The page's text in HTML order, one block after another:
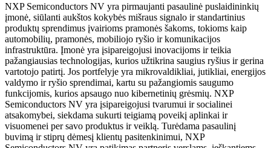
NXP Semiconductors NV yra pirmaujanti pasaulinė puslaidininkių
įmonė, siūlanti aukštos kokybės mišraus signalo ir standartinius
produktų sprendimus įvairioms pramonės šakoms, tokioms kaip
automobilių, pramonės, mobiliojo ryšio ir komunikacijos
infrastruktūra. Įmonė yra įsipareigojusi inovacijoms ir teikia
pažangiausias technologijas, kurios užtikrina saugius ryšius ir gerina
vartotojo patirtį. Jos portfelyje yra mikrovaldikliai, jutikliai, energijos
valdymo ir ryšio sprendimai, kartu su pažangiomis saugumo
funkcijomis, kurios apsaugo nuo kibernetinių grėsmių. NXP
Semiconductors NV yra įsipareigojusi tvarumui ir socialinei
atsakomybei, siekdama sukurti teigiamą poveikį aplinkai ir
visuomenei per savo produktus ir veiklą. Turėdama pasaulinį
buvimą ir stiprų dėmesį klientų pasitenkinimui, NXP